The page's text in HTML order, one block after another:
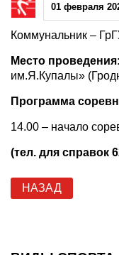
01 февраля
Коммунальник –
Место проведения:
им.Я.Купалы»
Программа
14.00 – начало
(тел. для справок
НАЗАД